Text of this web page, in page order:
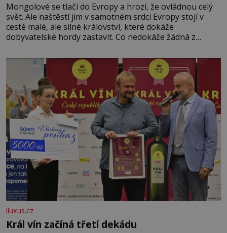
Mongolové se tlačí do Evropy a hrozí, že ovládnou celý
svět. Ale naštěstí jim v samotném srdci Evropy stojí v
cestě malé, ale silné království, které dokáže
dobyvatelské hordy zastavit. Co nedokáže žádná z
král. Nebo že by ne? Mongolové od roku 1223 postupují
podél Kaspického a Azovského moře,
iluxus.cz
Král vín začíná třetí dekádu